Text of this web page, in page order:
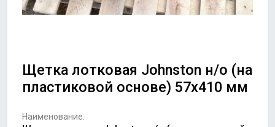
Щетка лотковая Johnston н/о (на
пластиковой основе) 57х410 мм
Наименование: